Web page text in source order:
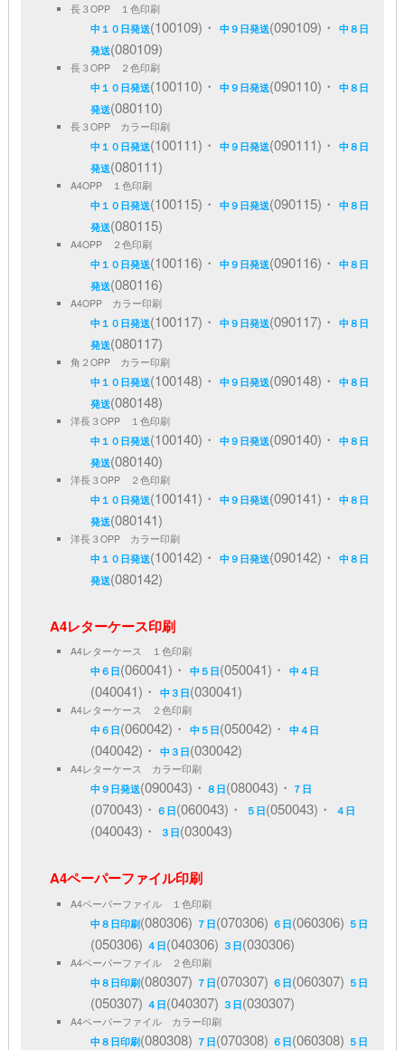
長３OPP １色印刷
中１０日発送(100109)・中９日発送(090109)・中８日
発送(080109)
長３OPP ２色印刷
中１０日発送(100110)・中９日発送(090110)・中８日
発送(080110)
長３OPP カラー印刷
中１０日発送(100111)・中９日発送(090111)・中８日
発送(080111)
A4OPP １色印刷
中１０日発送(100115)・中９日発送(090115)・中８日
発送(080115)
A4OPP ２色印刷
中１０日発送(100116)・中９日発送(090116)・中８日
発送(080116)
A4OPP カラー印刷
中１０日発送(100117)・中９日発送(090117)・中８日
発送(080117)
角２OPP カラー印刷
中１０日発送(100148)・中９日発送(090148)・中８日
発送(080148)
洋長３OPP １色印刷
中１０日発送(100140)・中９日発送(090140)・中８日
発送(080140)
洋長３OPP ２色印刷
中１０日発送(100141)・中９日発送(090141)・中８日
発送(080141)
洋長３OPP カラー印刷
中１０日発送(100142)・中９日発送(090142)・中８日
発送(080142)
A4レターケース印刷
A4レターケース １色印刷
中６日(060041)・中５日(050041)・中４日
(040041)・中３日(030041)
A4レターケース ２色印刷
中６日(060042)・中５日(050042)・中４日
(040042)・中３日(030042)
A4レターケース カラー印刷
中９日発送(090043)・ ８日(080043)・ ７日
(070043)・ ６日(060043)・ ５日(050043)・ ４日
(040043)・ ３日(030043)
A4ペーパーファイル印刷
A4ペーパーファイル １色印刷
中８日印刷(080306) ７日(070306) ６日(060306) ５日
(050306) ４日(040306) ３日(030306)
A4ペーパーファイル ２色印刷
中８日印刷(080307) ７日(070307) ６日(060307) ５日
(050307) ４日(040307) ３日(030307)
A4ペーパーファイル カラー印刷
中８日印刷(080308) ７日(070308) ６日(060308) ５日